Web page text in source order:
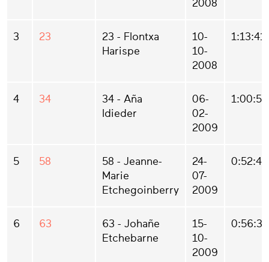
2008
3 23
23 - Flontxa
Harispe
10-
10-
2008
1:13:41
4 34
34 - Aña
Idieder
06-
02-
2009
1:00:54
5 58
58 - Jeanne-
Marie
Etchegoinberry
24-
07-
2009
0:52:40
6 63
63 - Johañe
Etchebarne
15-
10-
2009
0:56:31